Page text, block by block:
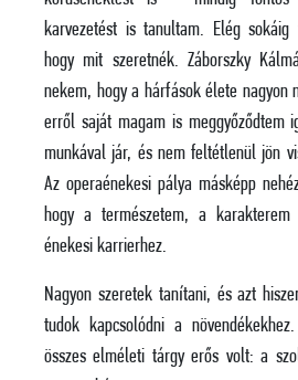
karvezetést is tanultam. Elég
hogy mit szeretnék. Záborszky
nekem, hogy a hárfások élete nagyon
erről saját magam is meggyőződtem
munkával jár, és nem feltétlenül jön
Az operaénekesi pálya másképp
hogy a természetem, a
énekesi karrierhez.
Nagyon szeretek tanítani, és azt
tudok kapcsolódni a
összes elméleti tárgy erős volt: a